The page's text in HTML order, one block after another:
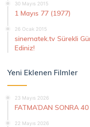
30 Mayıs 2015
1 Mayıs 77 (1977)
26 Ocak 2015
sinematek.tv Sürekli
Ediniz!
Yeni Eklenen Filmler
23 Mayıs 2026
FATMA’DAN SONRA 40
22 Mayıs 2026